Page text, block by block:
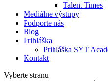
Talent Times
Mediálne výstupy
Podporte nás
Blog
Prihláška
Prihláška SYT
Kontakt
Vyberte stranu